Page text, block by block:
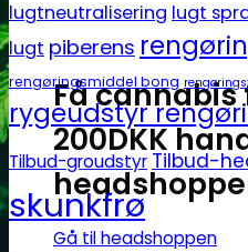
Få
200DKK
Gå til headshoppen
lugtneutralisering lugt
lugt piberens
rengøringsmiddel bong
rygeudstyr
Tilbud-groudstyr Tilbud-
skunkfrø